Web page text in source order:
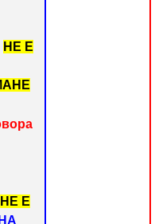
НЕ Е
НЕ Е
НА